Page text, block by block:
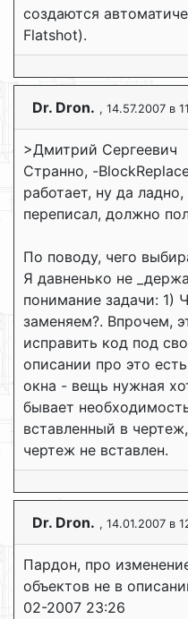
создаются
Flatshot).
Dr. Dron. , 14.57.2007 в
>Дмитрий Сергеевич
Странно, -
работает, ну да
переписал, должно
По поводу, чего
Я давненько не
понимание задачи: 1)
заменяем?. Впрочем,
исправить код под
описании про это
окна - вещь нужная
бывает
вставленный в
чертеж не вставлен.
Dr. Dron. , 14.01.2007 в
Пардон, про
объектов не в
02-2007 23:26